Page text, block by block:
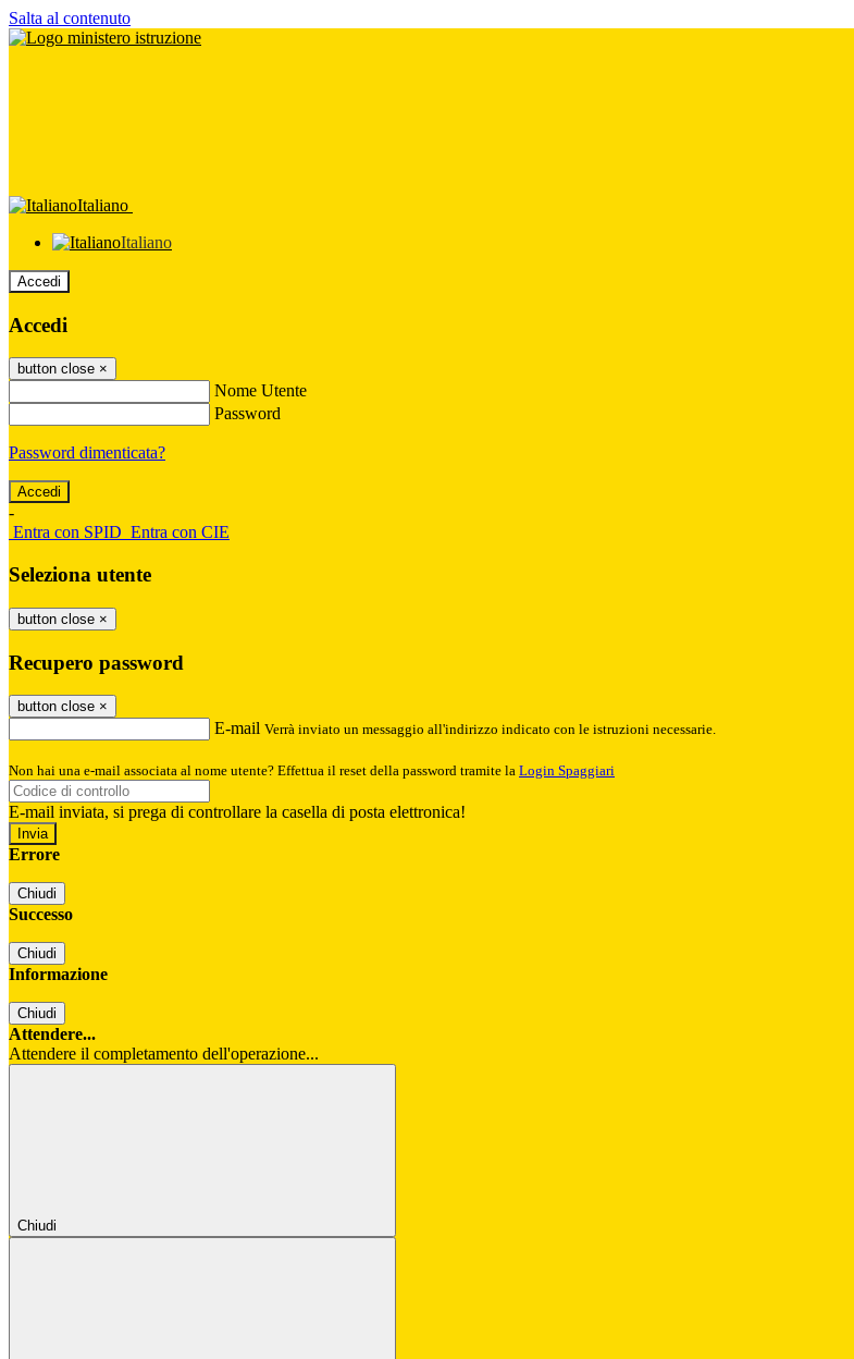
Salta al contenuto
Italiano
Italiano
Accedi
Accedi
button close ×
Nome Utente
Password
Password dimenticata?
-
Entra con SPID Entra con CIE
Seleziona utente
button close ×
Recupero password
button close ×
E-mail Verrà inviato un messaggio all'indirizzo indicato con le istruzioni necessarie.
Non hai una e-mail associata al nome utente? Effettua il reset della password tramite la Login Spaggiari
E-mail inviata, si prega di controllare la casella di posta elettronica!
Errore
Chiudi
Successo
Chiudi
Informazione
Chiudi
Attendere...
Attendere il completamento dell'operazione...
Chiudi